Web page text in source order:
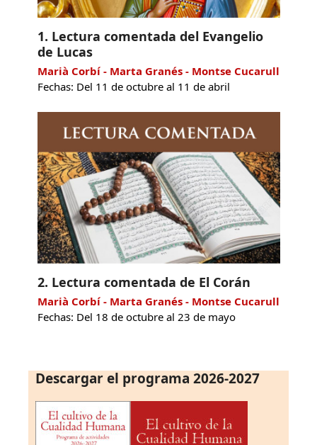
1. Lectura comentada del Evangelio
de Lucas
Marià Corbí - Marta Granés - Montse Cucarull
Fechas: Del 11 de octubre al 11 de abril
2. Lectura comentada de El Corán
Marià Corbí - Marta Granés - Montse Cucarull
Fechas: Del 18 de octubre al 23 de mayo
Descargar el programa 2026-2027